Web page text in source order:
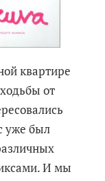
квартире
от
уже был
И мы